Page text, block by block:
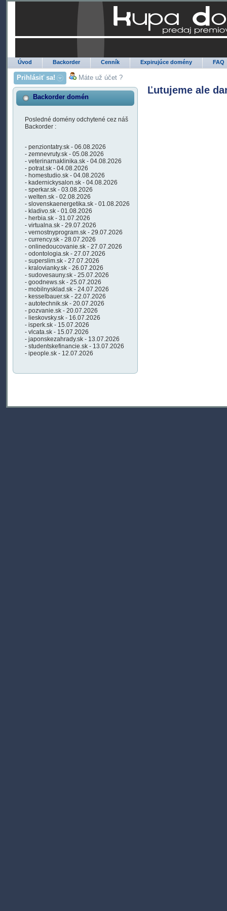
Úvod Backorder Cenník Expirujúce domény FAQ
Prihlásiť sa! Máte už účet ?
Backorder domén
Posledné domény odchytené cez náš
Backorder :
- penziontatry.sk - 06.08.2026
- zemnevruty.sk - 05.08.2026
- veterinarnaklinika.sk - 04.08.2026
- potrat.sk - 04.08.2026
- homestudio.sk - 04.08.2026
- kadernickysalon.sk - 04.08.2026
- sperkar.sk - 03.08.2026
- welten.sk - 02.08.2026
- slovenskaenergetika.sk - 01.08.2026
- kladivo.sk - 01.08.2026
- herbia.sk - 31.07.2026
- virtualna.sk - 29.07.2026
- vernostnyprogram.sk - 29.07.2026
- currency.sk - 28.07.2026
- onlinedoucovanie.sk - 27.07.2026
- odontologia.sk - 27.07.2026
- superslim.sk - 27.07.2026
- kralovianky.sk - 26.07.2026
- sudovesauny.sk - 25.07.2026
- goodnews.sk - 25.07.2026
- mobilnysklad.sk - 24.07.2026
- kesselbauer.sk - 22.07.2026
- autotechnik.sk - 20.07.2026
- pozvanie.sk - 20.07.2026
- lieskovsky.sk - 16.07.2026
- isperk.sk - 15.07.2026
- vlcata.sk - 15.07.2026
- japonskezahrady.sk - 13.07.2026
- studentskefinancie.sk - 13.07.2026
- ipeople.sk - 12.07.2026
Ľutujeme ale